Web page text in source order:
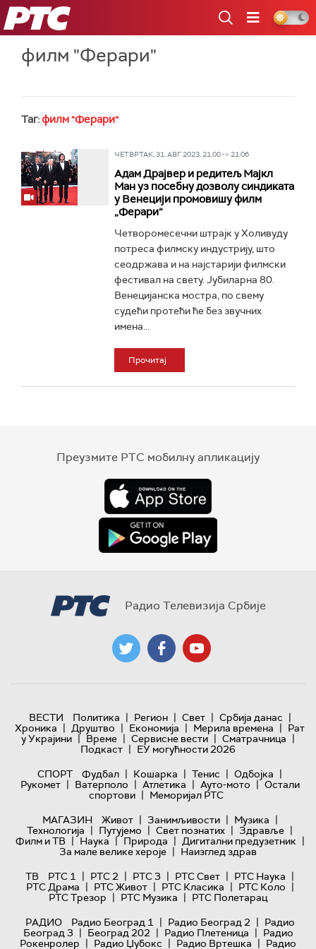
РТС
филм "Ферари"
Таг:филм "Ферари"
ЧЕТВРТАК, 31. АВГ 2023, 21:00 -> 21:06
Адам Драјвер и редитељ Мајкл
Ман уз посебну дозволу синдиката
у Венецији промовишу филм
„Ферари“
Четворомесечни штрајк у Холивуду
потреса филмску индустрију, што
сеодржава и на најстарији филмски
фестивал на свету. Јубиларна 80.
Венецијанска мостра, по свему
судећи протећи ће без звучних
имена...
Прочитај
Преузмите РТС мобилну апликацију
Радио Телевизија Србије
ВЕСТИ Политика | Регион | Свет | Србија данас |
Хроника | Друштво | Економија | Мерила времена | Рат
у Украјини | Време | Сервисне вести | Сматрачница |
Подкаст | ЕУ могућности 2026
СПОРТ
Фудбал | Кошарка | Тенис | Одбојка |
Рукомет | Ватерполо | Атлетика | Ауто-мото | Остали
спортови | Меморијал РТС
МАГАЗИН
Живот | Занимљивости | Музика |
Технологијa | Путујемо | Свет познатих | Здравље |
Филм и ТВ | Наука | Природа | Дигитални предузетник |
За мале велике хероје | Наизглед здрав
ТВ
РТС 1 | РТС 2 | РТС 3 | РТС Свет | РТС Наука |
РТС Драма | РТС Живот | РТС Класика | РТС Коло |
РТС Трезор | РТС Музика | РТС Полетарац
РАДИО
Радио Београд 1 | Радио Београд 2 | Радио
Београд 3 | Београд 202 | Радио Плетеница | Радио
Рокенролер | Радио Џубокс | Радио Вртешка | Радио